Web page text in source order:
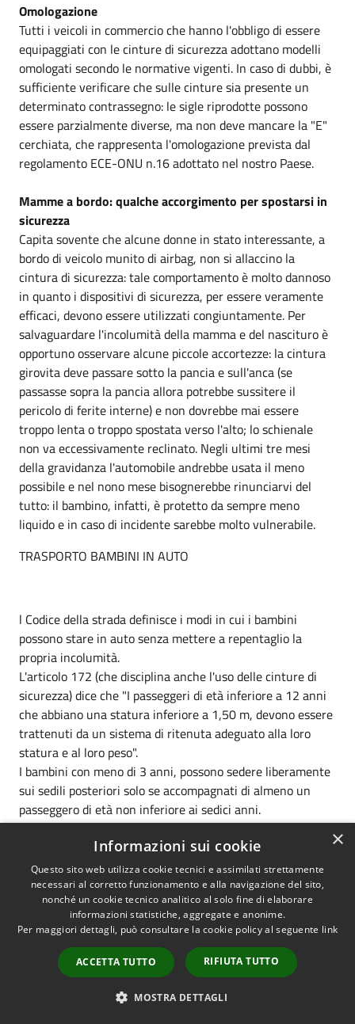
Omologazione
Tutti i veicoli in commercio che hanno l'obbligo di essere
equipaggiati con le cinture di sicurezza adottano modelli
omologati secondo le normative vigenti. In caso di dubbi, è
sufficiente verificare che sulle cinture sia presente un
determinato contrassegno: le sigle riprodotte possono
essere parzialmente diverse, ma non deve mancare la "E"
cerchiata, che rappresenta l'omologazione prevista dal
regolamento ECE-ONU n.16 adottato nel nostro Paese.
Mamme a bordo: qualche accorgimento per spostarsi in
sicurezza
Capita sovente che alcune donne in stato interessante, a
bordo di veicolo munito di airbag, non si allaccino la
cintura di sicurezza: tale comportamento è molto dannoso
in quanto i dispositivi di sicurezza, per essere veramente
efficaci, devono essere utilizzati congiuntamente. Per
salvaguardare l'incolumità della mamma e del nascituro è
opportuno osservare alcune piccole accortezze: la cintura
girovita deve passare sotto la pancia e sull'anca (se
passasse sopra la pancia allora potrebbe sussitere il
pericolo di ferite interne) e non dovrebbe mai essere
troppo lenta o troppo spostata verso l'alto; lo schienale
non va eccessivamente reclinato. Negli ultimi tre mesi
della gravidanza l'automobile andrebbe usata il meno
possibile e nel nono mese bisognerebbe rinunciarvi del
tutto: il bambino, infatti, è protetto da sempre meno
liquido e in caso di incidente sarebbe molto vulnerabile.
TRASPORTO BAMBINI IN AUTO
l Codice della strada definisce i modi in cui i bambini
possono stare in auto senza mettere a repentaglio la
propria incolumità.
L'articolo 172 (che disciplina anche l'uso delle cinture di
sicurezza) dice che "I passeggeri di età inferiore a 12 anni
che abbiano una statura inferiore a 1,50 m, devono essere
trattenuti da un sistema di ritenuta adeguato alla loro
statura e al loro peso".
I bambini con meno di 3 anni, possono sedere liberamente
sui sedili posteriori solo se accompagnati di almeno un
passeggero di età non inferiore ai sedici anni.
Trasportare i bambini senza precauzioni o utilizzare
scorrettamente gli appositi sistemi di ritenuta è, oltre che
una grave imprudenza, anche una violazione del Codice
della strada. Per questo è prevista una sanzione pecuniaria
pari a 68,25 euro e la detrazioni di 5 punti dalla patente
(su un totale di 20).
CLASSIFICAZIONE DEI SEGGIOLINI
I seggiolini per il trasporto dei bambini in auto si
distinguono a seconda del peso del bambino da trasportare.
×
Informazioni sui cookie
Questo sito web utilizza cookie tecnici e assimilati strettamente
necessari al corretto funzionamento e alla navigazione del sito,
nonché un cookie tecnico analitico al solo fine di elaborare
informazioni statistiche, aggregate e anonime.
Per maggiori dettagli, può consultare la cookie policy al seguente link
ACCETTA TUTTO RIFIUTA TUTTO
MOSTRA DETTAGLI